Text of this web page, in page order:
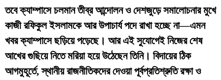
তবে ক্যাম্পাসে চলমান তীব্র আন্দোলন ও দেশজুড়ে সমালোচনার মুখে
কাজী রফিকুল ইসলামকে আর উপাচার্য পদে রাখা হচ্ছে না—এমন
খবর ক্যাম্পাসে ছড়িয়ে পড়েছে। আর এই সুযোগেই নিজের শেষ
আখের গুছিয়ে নিতে মরিয়া হয়ে উঠেছেন তিনি। বিদায়ের ঠিক
আগমুহূর্তে, স্থানীয় রাজনীতিকদের দেওয়া পূর্বপ্রতিশ্রুতি রক্ষা ও